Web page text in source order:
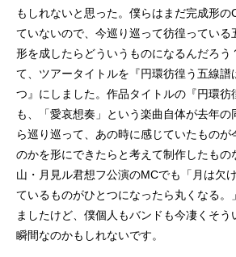
もしれないと思った。僕らはまだ完成形
ていないので、今巡り巡って彷徨っている
形を成したらどういうものになるんだろう
て、ツアータイトルを『円環彷徨う五線譜
つ』にしました。作品タイトルの『円環彷
も、「愛哀想奏」という楽曲自体が去年
ら巡り巡って、あの時に感じていたものが
のかを形にできたらと考えて制作したもの
山・月見ル君想フ公演のMCでも「月は欠
ているものがひとつになったら丸くなる。
ましたけど、僕個人もバンドも今凄くそ
瞬間なのかもしれないです。